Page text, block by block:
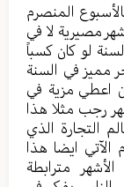
المنصرم
مصيرية لا في
لو كان كسباً
مميز في السنة
اعطي مزية في
رجب مثلا هذا
التجارة الذي
الآتي ايضا هذا
مترابطة